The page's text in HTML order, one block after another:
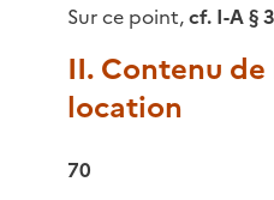
Sur ce point,cf. I-A §
II. Contenu de
location
70